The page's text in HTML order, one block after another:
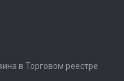
в Торговом реестре